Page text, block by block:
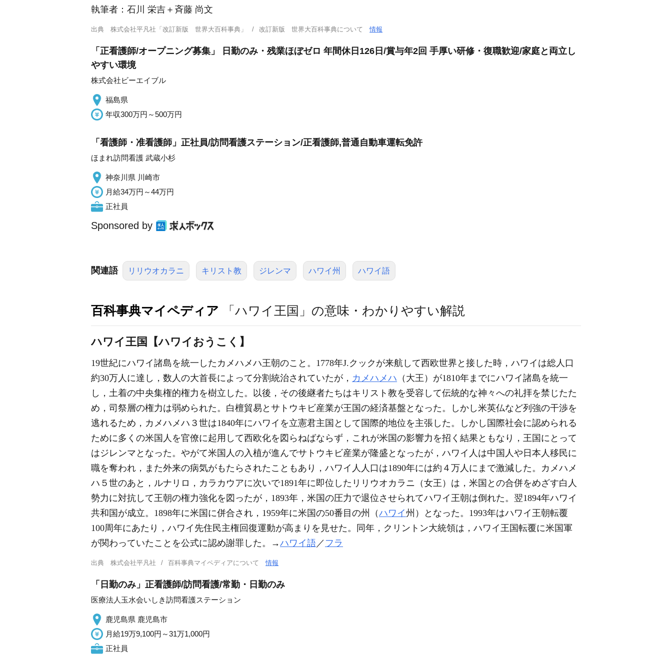
執筆者： 石川 栄吉＋斉藤 尚文
出典 株式会社平凡社「改訂新版 世界大百科事典」 改訂新版 世界大百科事典について情報
「正看護師/オープニング募集」 日勤のみ・残業ほぼゼロ 年間休日126日/賞与年2回 手厚い研修・復職歓迎/家庭と両立し
やすい環境
株式会社ビーエイブル
福島県
年収300万円～500万円
「看護師・准看護師」正社員/訪問看護ステーション/正看護師,普通自動車運転免許
ほまれ訪問看護 武蔵小杉
神奈川県 川崎市
月給34万円～44万円
正社員
Sponsored by
関連語 リリウオカラニ キリスト教 ジレンマ ハワイ州 ハワイ語
百科事典マイペディア 「ハワイ王国」の意味・わかりやすい解説
ハワイ王国【ハワイおうこく】
19世紀にハワイ諸島を統一したカメハメハ王朝のこと。1778年J.クックが来航して西欧世界と接した時，ハワイは総人口
約30万人に達し，数人の大首長によって分割統治されていたが， カメハメハ （大王）が1810年までにハワイ諸島を統一
し，土着の中央集権的権力を樹立した。以後，その後継者たちはキリスト教を受容して伝統的な神々への礼拝を禁じたた
め，司祭層の権力は弱められた。白檀貿易とサトウキビ産業が王国の経済基盤となった。しかし米英仏など列強の干渉を
逃れるため，カメハメハ３世は1840年にハワイを立憲君主国として国際的地位を主張した。しかし国際社会に認められる
ために多くの米国人を官僚に起用して西欧化を図らねばならず，これが米国の影響力を招く結果ともなり，王国にとって
はジレンマとなった。やがて米国人の入植が進んでサトウキビ産業が隆盛となったが，ハワイ人は中国人や日本人移民に
職を奪われ，また外来の病気がもたらされたこともあり，ハワイ人人口は1890年には約４万人にまで激減した。カメハメ
ハ５世のあと，ルナリロ，カラカウアに次いで1891年に即位したリリウオカラニ（女王）は，米国との合併をめざす白人
勢力に対抗して王朝の権力強化を図ったが，1893年，米国の圧力で退位させられてハワイ王朝は倒れた。翌1894年ハワイ
共和国が成立。1898年に米国に併合され，1959年に米国の50番目の州（ハワイ州）となった。1993年はハワイ王朝転覆
100周年にあたり，ハワイ先住民主権回復運動が高まりを見せた。同年，クリントン大統領は，ハワイ王国転覆に米国軍
が関わっていたことを公式に認め謝罪した。→ハワイ語 ／ フラ
出典 株式会社平凡社 百科事典マイペディアについて情報
「日勤のみ」正看護師/訪問看護/常勤・日勤のみ
医療法人玉水会いしき訪問看護ステーション
鹿児島県 鹿児島市
月給19万9,100円～31万1,000円
正社員